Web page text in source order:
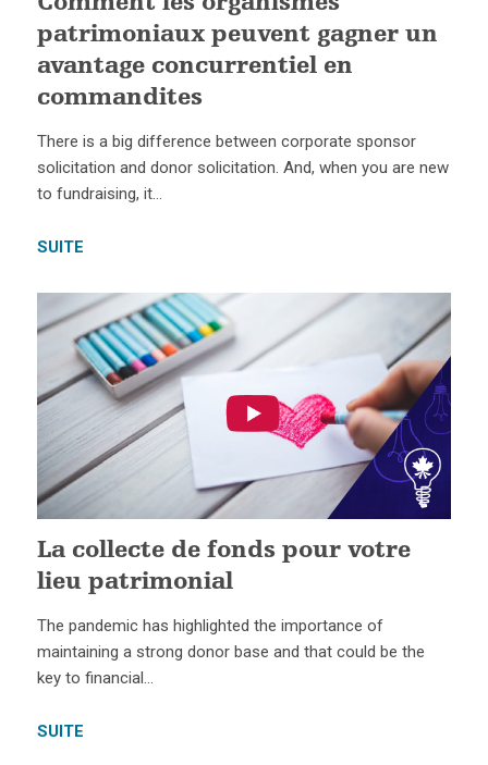
patrimoniaux peuvent gagner un
avantage concurrentiel en
commandites
There is a big difference between corporate sponsor
solicitation and donor solicitation. And, when you are new
to fundraising, it…
SUITE
La collecte de fonds pour votre
lieu patrimonial
The pandemic has highlighted the importance of
maintaining a strong donor base and that could be the
key to financial…
SUITE